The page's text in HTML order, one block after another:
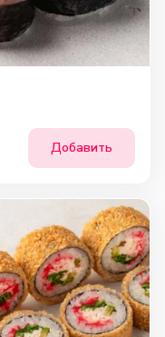
Добавить